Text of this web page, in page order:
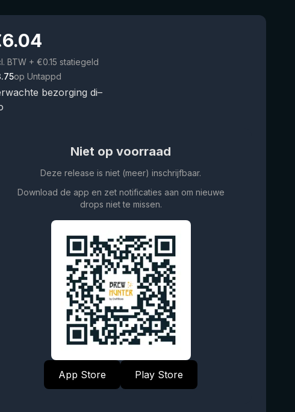
6.04
BTW + €0.15 statiegeld
op Untappd
bezorging di–
Niet op voorraad
Deze release is niet (meer) inschrijfbaar.
Download de app en zet notificaties aan om nieuwe
drops niet te missen.
App Store Play Store